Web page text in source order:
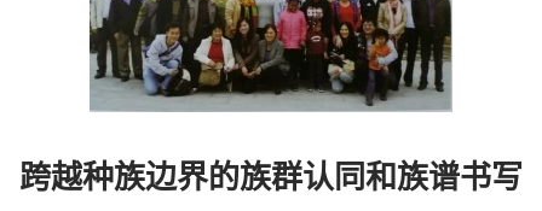
跨越种族边界的族群认同和族谱书写